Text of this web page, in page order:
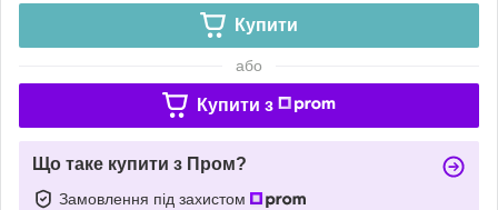
Купити
або
Купити з
Що таке купити з Пром?
Замовлення під захистом